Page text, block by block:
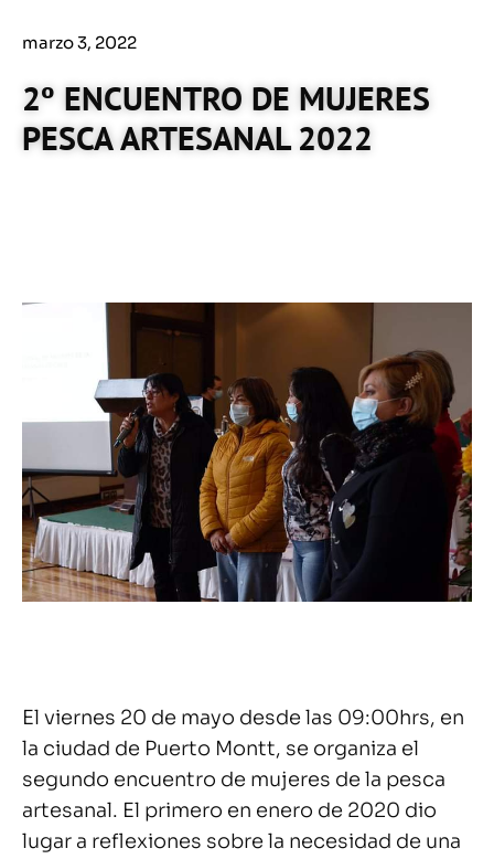
marzo 3, 2022
2º ENCUENTRO DE MUJERES
PESCA ARTESANAL 2022
El viernes 20 de mayo desde las 09:00hrs, en
la ciudad de Puerto Montt, se organiza el
segundo encuentro de mujeres de la pesca
artesanal. El primero en enero de 2020 dio
lugar a reflexiones sobre la necesidad de una